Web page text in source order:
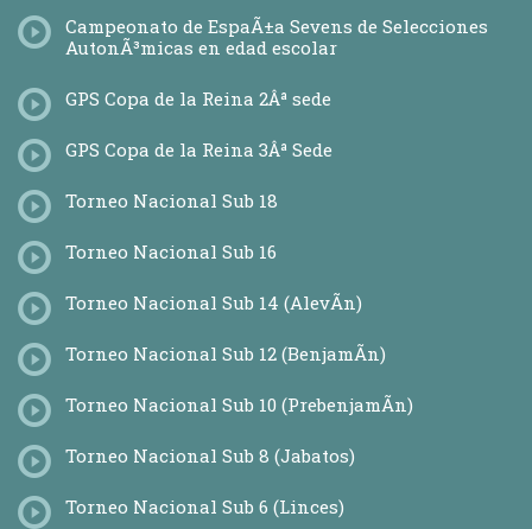
Campeonato de EspaÃ±a Sevens de Selecciones
AutonÃ³micas en edad escolar
GPS Copa de la Reina 2Âª sede
GPS Copa de la Reina 3Âª Sede
Torneo Nacional Sub 18
Torneo Nacional Sub 16
Torneo Nacional Sub 14 (AlevÃ­n)
Torneo Nacional Sub 12 (BenjamÃ­n)
Torneo Nacional Sub 10 (PrebenjamÃ­n)
Torneo Nacional Sub 8 (Jabatos)
Torneo Nacional Sub 6 (Linces)